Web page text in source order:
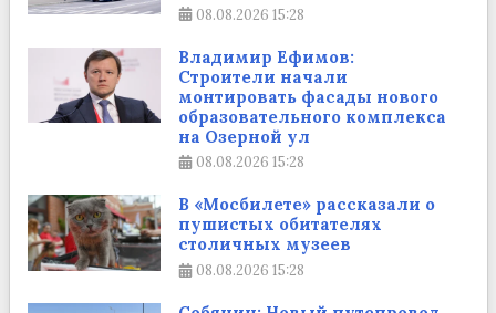
08.08.2026 15:28
Владимир Ефимов:
Строители начали
монтировать фасады нового
образовательного комплекса
на Озерной ул
08.08.2026 15:28
В «Мосбилете» рассказали о
пушистых обитателях
столичных музеев
08.08.2026 15:28